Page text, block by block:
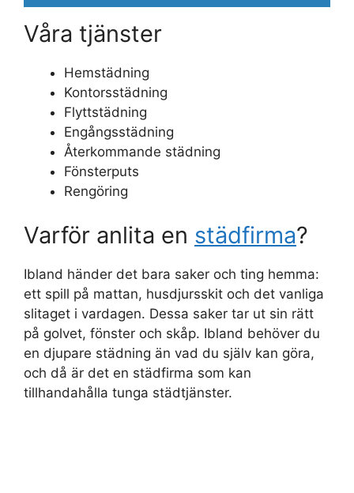
Våra tjänster
Hemstädning
Kontorsstädning
Flyttstädning
Engångsstädning
Återkommande städning
Fönsterputs
Rengöring
Varför anlita en städfirma?
Ibland händer det bara saker och ting hemma:
ett spill på mattan, husdjursskit och det vanliga
slitaget i vardagen. Dessa saker tar ut sin rätt
på golvet, fönster och skåp. Ibland behöver du
en djupare städning än vad du själv kan göra,
och då är det en städfirma som kan
tillhandahålla tunga städtjänster.